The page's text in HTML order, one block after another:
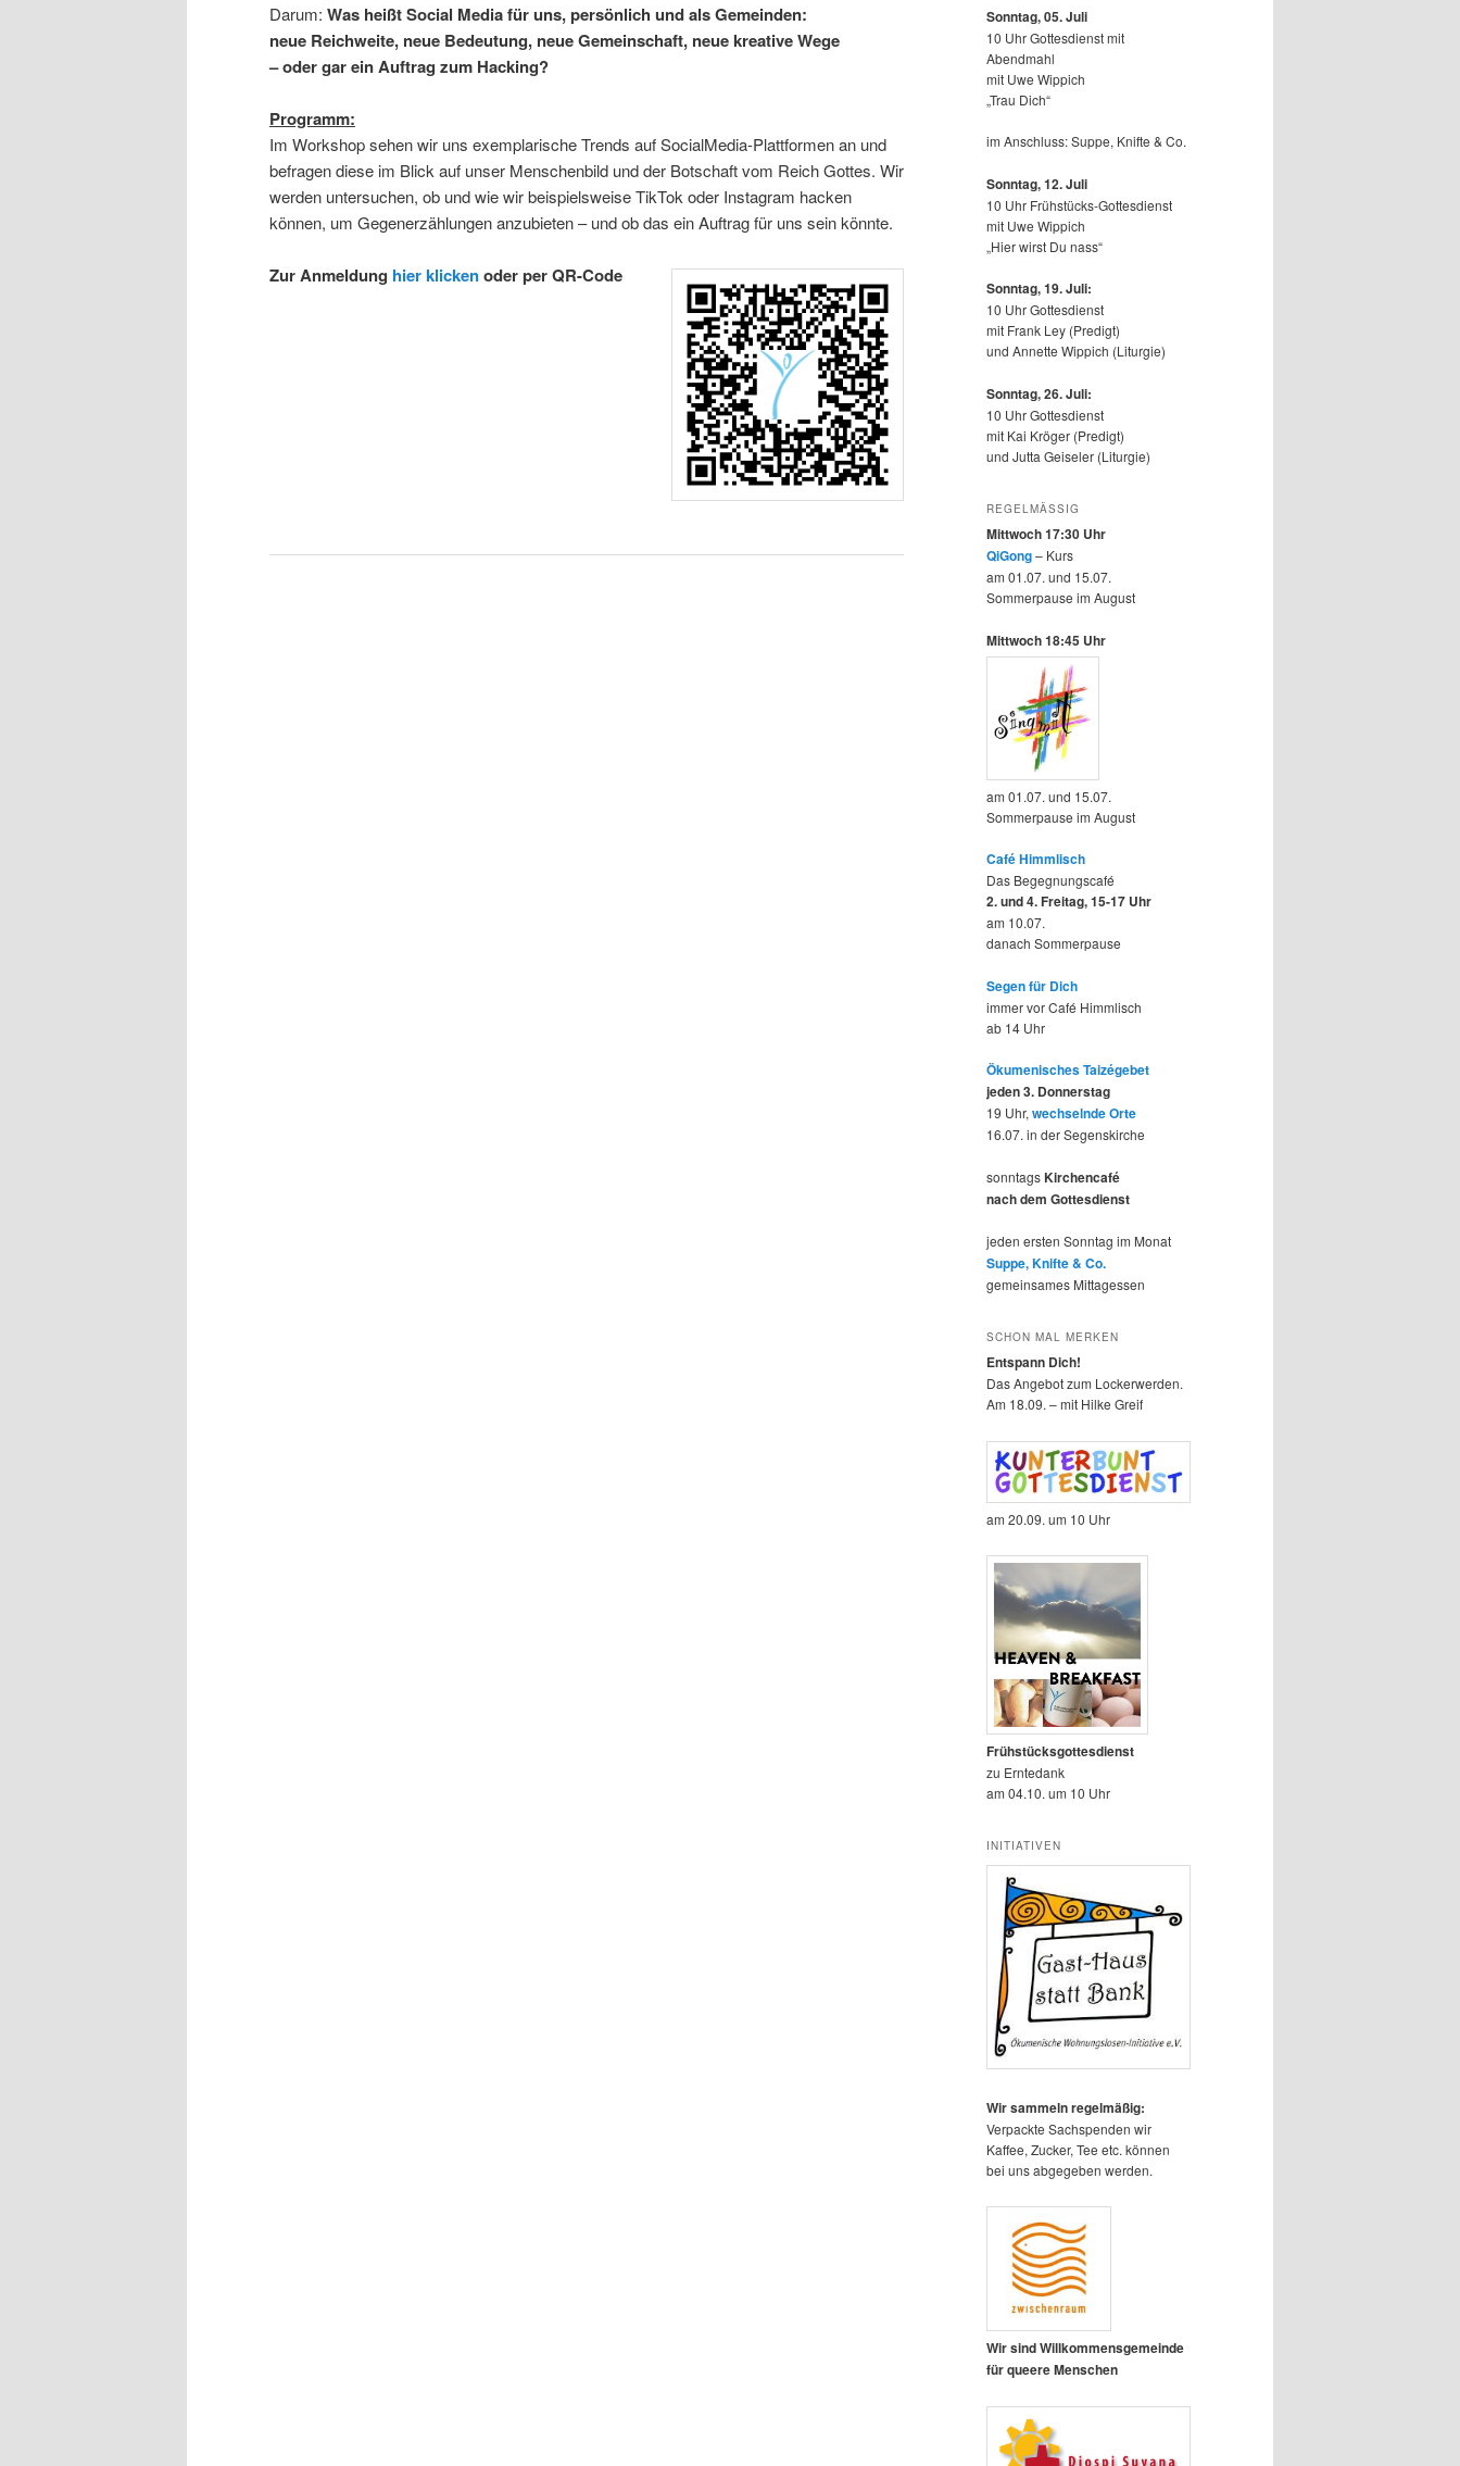
Darum: Was heißt Social Media für uns, persönlich und als Gemeinden:
neue Reichweite, neue Bedeutung, neue Gemeinschaft, neue kreative Wege
– oder gar ein Auftrag zum Hacking?
Programm:
Im Workshop sehen wir uns exemplarische Trends auf SocialMedia-Plattformen an und
befragen diese im Blick auf unser Menschenbild und der Botschaft vom Reich Gottes. Wir
werden untersuchen, ob und wie wir beispielsweise TikTok oder Instagram hacken
können, um Gegenerzählungen anzubieten – und ob das ein Auftrag für uns sein könnte.
Zur Anmeldung hier klickenoder per QR-Code
Sonntag, 05. Juli
10 Uhr Gottesdienst mit
Abendmahl
mit Uwe Wippich
„Trau Dich“
im Anschluss: Suppe, Knifte & Co.
Sonntag, 12.Juli
10 Uhr Frühstücks-Gottesdienst
mit Uwe Wippich
„Hier wirst Du nass“
Sonntag, 19. Juli:
10 Uhr Gottesdienst
mit Frank Ley (Predigt)
und Annette Wippich (Liturgie)
Sonntag, 26. Juli:
10 Uhr Gottesdienst
mit Kai Kröger (Predigt)
und Jutta Geiseler (Liturgie)
REGELMÄSSIG
Mittwoch 17:30 Uhr
QiGong– Kurs
am 01.07. und 15.07.
Sommerpause im August
Mittwoch 18:45 Uhr
am 01.07. und 15.07.
Sommerpause im August
Café Himmlisch
Das Begegnungscafé
2. und 4. Freitag, 15-17 Uhr
am 10.07.
danach Sommerpause
Segen für Dich
immer vor Café Himmlisch
ab 14 Uhr
Ökumenisches Taizégebet
jeden 3. Donnerstag
19 Uhr, wechselnde Orte
16.07. in der Segenskirche
sonntagsKirchencafé
nach dem Gottesdienst
jeden ersten Sonntag im Monat
Suppe, Knifte & Co.
gemeinsames Mittagessen
SCHON MAL MERKEN
Entspann Dich!
Das Angebot zum Lockerwerden.
Am 18.09. – mit Hilke Greif
am 20.09. um 10 Uhr
Frühstücksgottesdienst
zu Erntedank
am 04.10. um 10 Uhr
INITIATIVEN
Wir sammeln regelmäßig:
Verpackte Sachspenden wir
Kaffee, Zucker, Tee etc. können
bei uns abgegeben werden.
Wir sind Willkommensgemeinde
für queere Menschen